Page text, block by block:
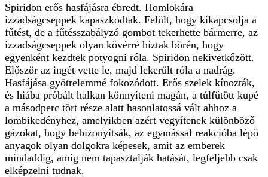
Spiridon erős hasfájásra ébredt. Homlokára
izzadságcseppek kapaszkodtak. Felült, hogy kikapcsolja a
fűtést, de a fűtésszabályzó gombot tekerhette bármerre, az
izzadságcseppek olyan kövérré híztak bőrén, hogy
egyenként kezdtek potyogni róla. Spiridon nekivetkőzött.
Először az ingét vette le, majd lekerült róla a nadrág.
Hasfájása gyötrelemmé fokozódott. Erős szelek kínozták,
és hiába próbált halkan könnyíteni magán, a túlfűtött kupé
a másodperc tört része alatt hasonlatossá vált ahhoz a
lombikedényhez, amelyikben azért vegyítenek különböző
gázokat, hogy bebizonyítsák, az egymással reakcióba lépő
anyagok olyan dolgokra képesek, amit az emberek
mindaddig, amíg nem tapasztalják hatását, legfeljebb csak
elképzelni tudnak.